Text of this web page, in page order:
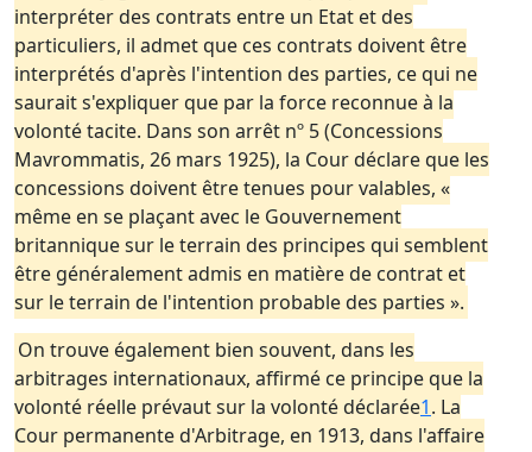
interpréter des contrats entre un Etat et des
particuliers, il admet que ces contrats doivent être
interprétés d'après l'intention des parties, ce qui ne
saurait s'expliquer que par la force reconnue à la
volonté tacite. Dans son arrêt nº 5 (Concessions
Mavrommatis, 26 mars 1925), la Cour déclare que les
concessions doivent être tenues pour valables, «
même en se plaçant avec le Gouvernement
britannique sur le terrain des principes qui semblent
être généralement admis en matière de contrat et
sur le terrain de l'intention probable des parties ».
On trouve également bien souvent, dans les
arbitrages internationaux, affirmé ce principe que la
volonté réelle prévaut sur la volonté déclarée1. La
Cour permanente d'Arbitrage, en 1913, dans l'affaire